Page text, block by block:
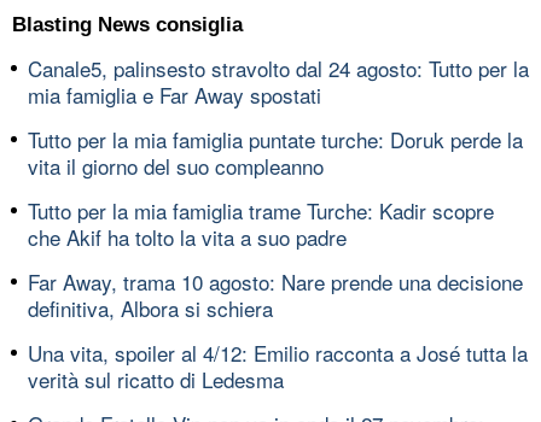
Blasting News consiglia
Canale5, palinsesto stravolto dal 24 agosto: Tutto per la
mia famiglia e Far Away spostati
Tutto per la mia famiglia puntate turche: Doruk perde la
vita il giorno del suo compleanno
Tutto per la mia famiglia trame Turche: Kadir scopre
che Akif ha tolto la vita a suo padre
Far Away, trama 10 agosto: Nare prende una decisione
definitiva, Albora si schiera
Una vita, spoiler al 4/12: Emilio racconta a José tutta la
verità sul ricatto di Ledesma